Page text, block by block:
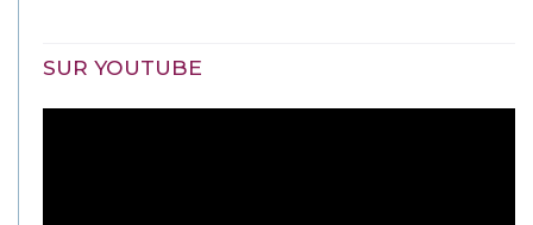
SUR YOUTUBE